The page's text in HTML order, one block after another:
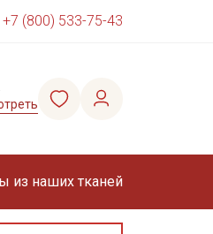
+7 (800) 533-75-43
из наших тканей